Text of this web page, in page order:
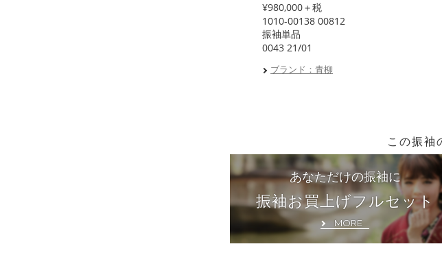
¥980,000＋税
1010-00138 00812
振袖単品
0043 21/01
ブランド：青柳
この振袖
あなただけの振袖に
振袖お買上げフルセット
MORE